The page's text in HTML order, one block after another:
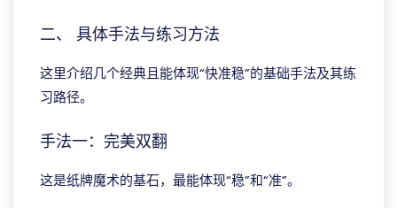
二、 具体手法与练习方法
这里介绍几个经典且能体现“快准稳”的基础手法及其练
习路径。
手法一：完美双翻
这是纸牌魔术的基石，最能体现“稳”和“准”。